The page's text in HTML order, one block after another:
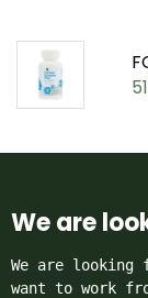
We are
We are
want to work